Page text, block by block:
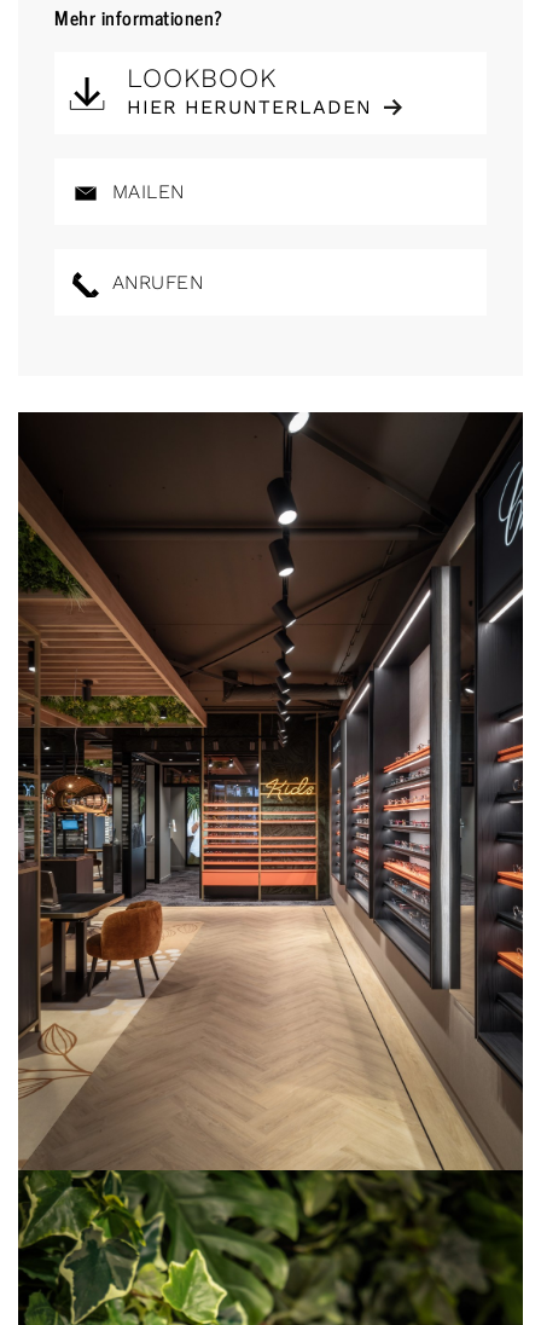
Mehr informationen?
LOOKBOOK
HIER HERUNTERLADEN
MAILEN
ANRUFEN